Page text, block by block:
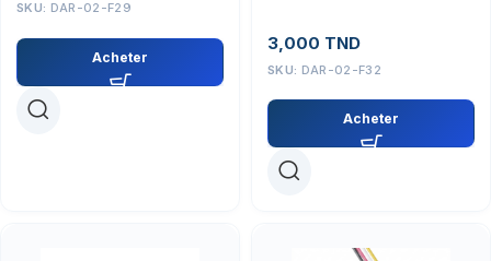
SKU: DAR-02-F29
Acheter
3,000 TND
SKU: DAR-02-F32
Acheter